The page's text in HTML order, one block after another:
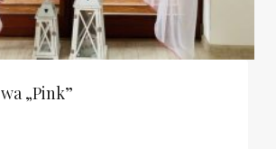
„Pink”